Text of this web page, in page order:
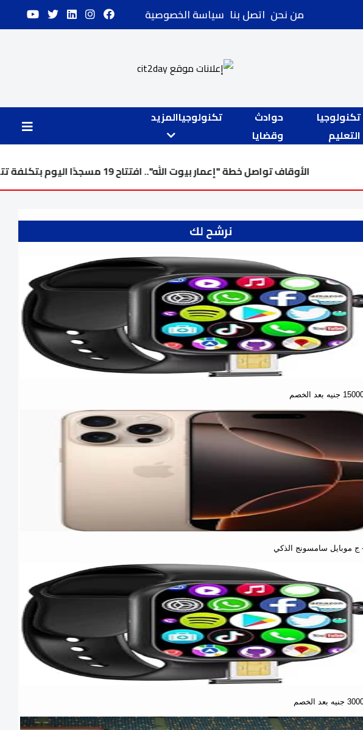
من نحن اتصل بنا سياسة الخصوصية
تكنولوجيا
التعليم
حوادث
وقضايا
تكنولوجياالمزيد
الأوقاف تواصل خطة "إعمار بيوت الله".. افتتاح 19 مسجدًا اليوم بتكلفة تتخطى 24 مليار
نرشح لك